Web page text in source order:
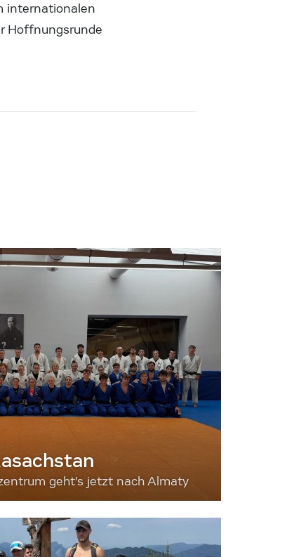
internationalen
Hoffnungsrunde
geht's jetzt nach Almaty